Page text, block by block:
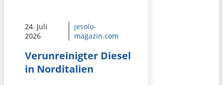
24. Juli
2026
jesolo-
magazin.com
Verunreinigter Diesel
in Norditalien